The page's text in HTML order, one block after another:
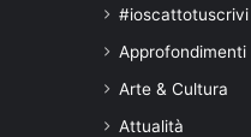
#ioscattotuscrivi
Approfondimenti
Arte & Cultura
Attualità